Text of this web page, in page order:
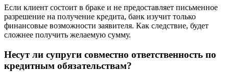
Если клиент состоит в браке и не предоставляет письменное
разрешение на получение кредита, банк изучит только
финансовые возможности заявителя. Как следствие, будет
сложнее получить желаемую сумму.
Несут ли супруги совместно ответственность по
кредитным обязательствам?